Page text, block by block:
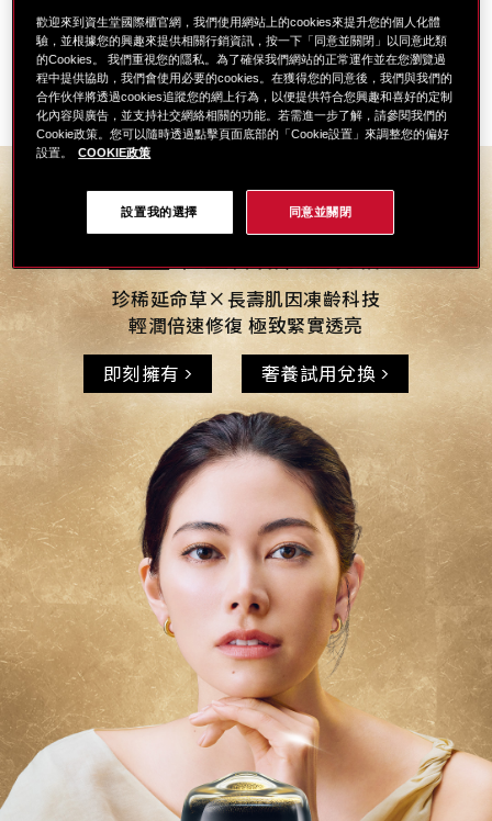
瞬感輕盈 立見光采
珍稀延命草×長壽肌因凍齡科技
輕潤倍速修復 極致緊實透亮
即刻擁有
奢養試用兌換
瞬感輕盈 立見光采
珍稀延命草×長壽肌因凍齡科技
輕潤倍速修復 極致緊實透亮
即刻擁有 奢養試用兌換
歡迎來到資生堂國際櫃官網，我們使用網站上的cookies來提升您的個人化體
驗，並根據您的興趣來提供相關行銷資訊，按一下「同意並關閉」以同意此類
的Cookies。 我們重視您的隱私。為了確保我們網站的正常運作並在您瀏覽過
程中提供協助，我們會使用必要的cookies。在獲得您的同意後，我們與我們的
合作伙伴將透過cookies追蹤您的網上行為，以便提供符合您興趣和喜好的定制
化內容與廣告，並支持社交網絡相關的功能。若需進一步了解，請參閱我們的
Cookie政策。您可以隨時透過點擊頁面底部的「Cookie設置」來調整您的偏好
設置。
COOKIE政策
設置我的選擇 同意並關閉